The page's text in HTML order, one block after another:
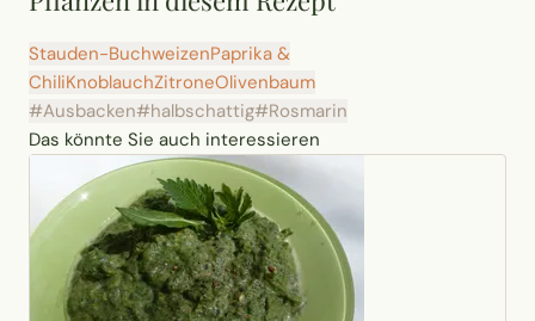
Stauden-BuchweizenPaprika &
ChiliKnoblauchZitroneOlivenbaum
#Ausbacken#halbschattig#Rosmarin
Das könnte Sie auch interessieren